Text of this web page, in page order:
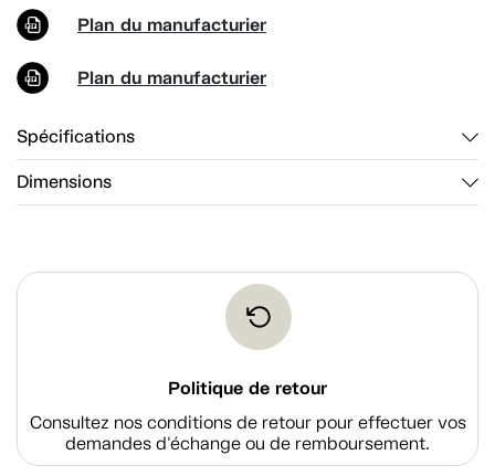
Plan du manufacturier
Plan du manufacturier
Spécifications
Dimensions
Politique de retour
Consultez nos conditions de retour pour effectuer vos
demandes d'échange ou de remboursement.